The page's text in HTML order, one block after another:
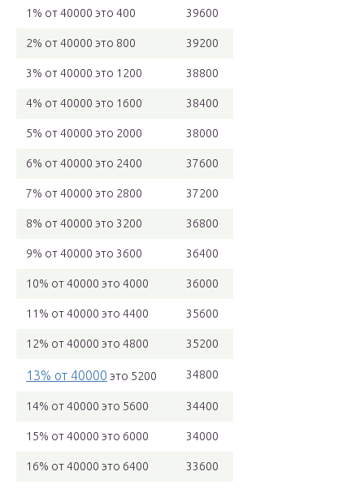
1% от 40000 это 400 39600
2% от 40000 это 800 39200
3% от 40000 это 1200 38800
4% от 40000 это 1600 38400
5% от 40000 это 2000 38000
6% от 40000 это 2400 37600
7% от 40000 это 2800 37200
8% от 40000 это 3200 36800
9% от 40000 это 3600 36400
10% от 40000 это 4000 36000
11% от 40000 это 4400 35600
12% от 40000 это 4800 35200
13% от 40000 это 5200 34800
14% от 40000 это 5600 34400
15% от 40000 это 6000 34000
16% от 40000 это 6400 33600